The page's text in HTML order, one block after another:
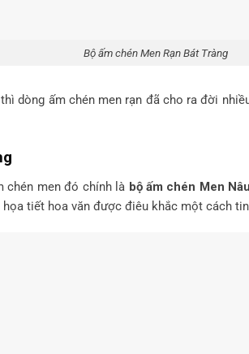
Bộ ấm chén Men Rạn Bát Tràng
dòng ấm chén men rạn đã cho ra đời
chén men đó chính là bộ ấm chén Men
tiết hoa văn được điêu khắc một cách